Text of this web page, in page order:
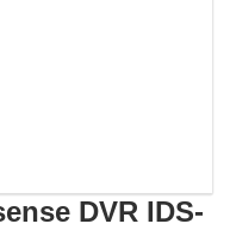
DVR IDS-